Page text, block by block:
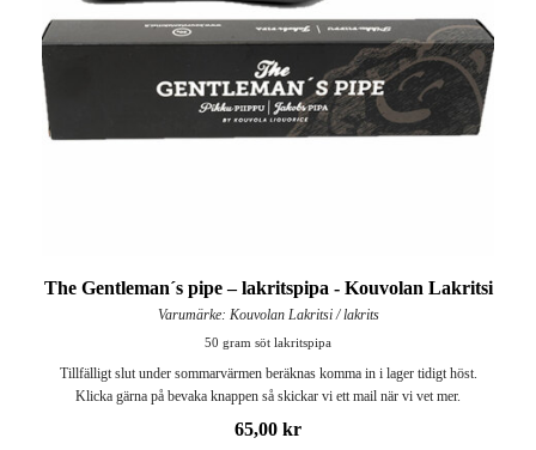
The Gentleman´s pipe – lakritspipa - Kouvolan Lakritsi
Varumärke: Kouvolan Lakritsi / lakrits
50 gram söt lakritspipa
Tillfälligt slut under sommarvärmen beräknas komma in i lager tidigt höst.
Klicka gärna på bevaka knappen så skickar vi ett mail när vi vet mer.
65,00 kr